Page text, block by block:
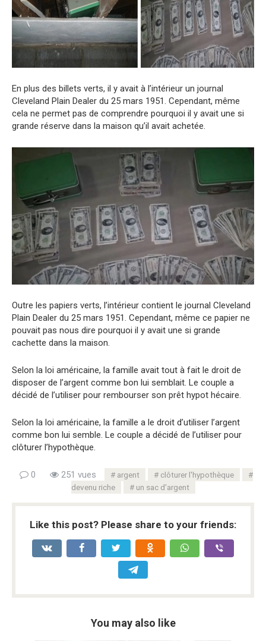
En plus des billets verts, il y avait à l’intérieur un journal
Cleveland Plain Dealer du 25 mars 1951. Cependant, même
cela ne permet pas de comprendre pourquoi il y avait une si
grande réserve dans la maison qu’il avait achetée.
Outre les papiers verts, l’intérieur contient le journal Cleveland
Plain Dealer du 25 mars 1951. Cependant, même ce papier ne
pouvait pas nous dire pourquoi il y avait une si grande
cachette dans la maison.
Selon la loi américaine, la famille avait tout à fait le droit de
disposer de l’argent comme bon lui semblait. Le couple a
décidé de l’utiliser pour rembourser son prêt hypot hécaire.
Selon la loi américaine, la famille a le droit d’utiliser l’argent
comme bon lui semble. Le couple a décidé de l’utiliser pour
clôturer l’hypothèque.
0 251 vues argent
clôturer l'hypothèque
devenu riche
un sac d'argent
Like this post? Please share to your friends:
You may also like